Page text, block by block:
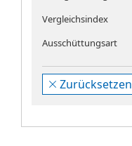
Vergleichsindex
Ausschüttungsart
Zurücksetzen